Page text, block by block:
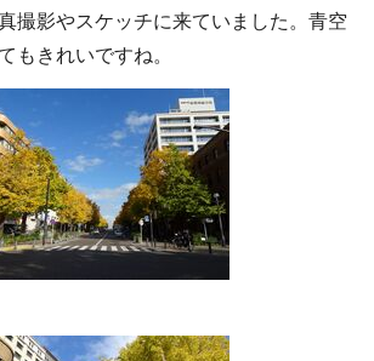
撮影やスケッチに来ていました。青空
もきれいですね。